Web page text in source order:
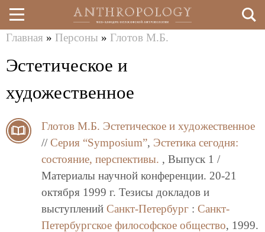
Перейти
к
здесь
Главная » Персоны » Глотов М.Б.
Эстетическое и
художественное
Глотов М.Б. Эстетическое и художественное
// Серия “Symposium”, Эстетика сегодня:
состояние, перспективы. , Выпуск 1 /
Материалы научной конференции. 20-21
октября 1999 г. Тезисы докладов и
выступлений Санкт-Петербург : Санкт-
Петербургское философское общество, 1999.